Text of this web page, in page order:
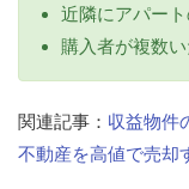
近隣にアパー
購入者が複数
関連記事： 収益物件
不動産を高値で売却